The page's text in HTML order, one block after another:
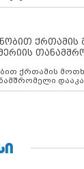
ქრთამის